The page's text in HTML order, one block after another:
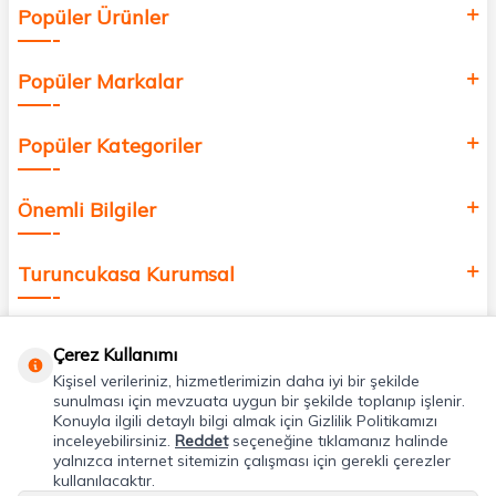
değer katmak için bize katılın!
Popüler Ürünler
Popüler Markalar
Popüler Kategoriler
Önemli Bilgiler
Turuncukasa Kurumsal
Uygulamalarımız
Adres & İletişim
Çerez Kullanımı
Kişisel verileriniz, hizmetlerimizin daha iyi bir şekilde
sunulması için mevzuata uygun bir şekilde toplanıp işlenir.
Konuyla ilgili detaylı bilgi almak için Gizlilik Politikamızı
inceleyebilirsiniz. Reddetseçeneğine tıklamanız halinde
yalnızca internet sitemizin çalışması için gerekli çerezler
kullanılacaktır.